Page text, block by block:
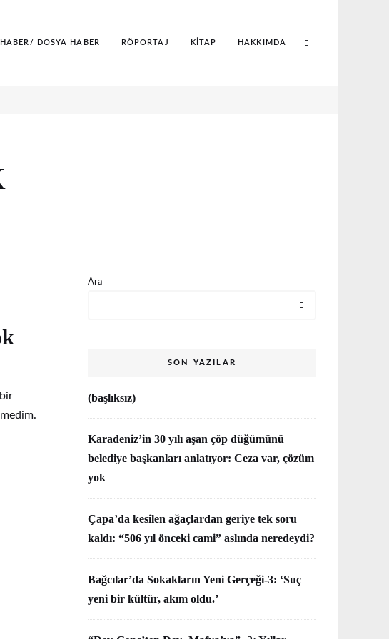
HABER/ DOSYA HABER RÖPORTAJ KITAP HAKKIMDA
Ara
SON YAZILAR
(başlıksız)
Karadeniz’in 30 yılı aşan çöp düğümünü
belediye başkanları anlatıyor: Ceza var, çözüm
yok
Çapa’da kesilen ağaçlardan geriye tek soru
kaldı: “506 yıl önceki cami” aslında neredeydi?
Bağcılar’da Sokakların Yeni Gerçeği-3: ‘Suç
yeni bir kültür, akım oldu.’